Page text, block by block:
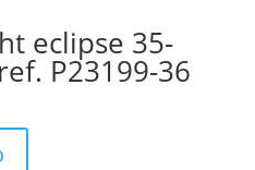
eclipse 35-
P23199-36